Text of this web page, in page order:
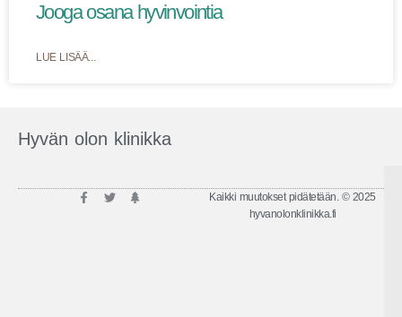
Jooga osana hyvinvointia
LUE LISÄÄ...
Hyvän olon klinikka
Kaikki muutokset pidätetään. © 2025
hyvanolonklinikka.fi